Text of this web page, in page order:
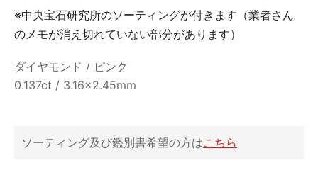
※中央宝石研究所のソーティングが付きます（業者さん
のメモが消え切れていない部分があります）
ダイヤモンド / ピンク
0.137ct / 3.16×2.45mm
ソーティング及び鑑別書希望の方はこちら